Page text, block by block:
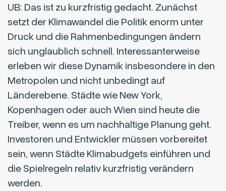
UB: Das ist zu kurzfristig gedacht. Zunächst
setzt der Klimawandel die Politik enorm unter
Druck und die Rahmenbedingungen ändern
sich unglaublich schnell. Interessanterweise
erleben wir diese Dynamik insbesondere in den
Metropolen und nicht unbedingt auf
Länderebene. Städte wie New York,
Kopenhagen oder auch Wien sind heute die
Treiber, wenn es um nachhaltige Planung geht.
Investoren und Entwickler müssen vorbereitet
sein, wenn Städte Klimabudgets einführen und
die Spielregeln relativ kurzfristig verändern
werden.